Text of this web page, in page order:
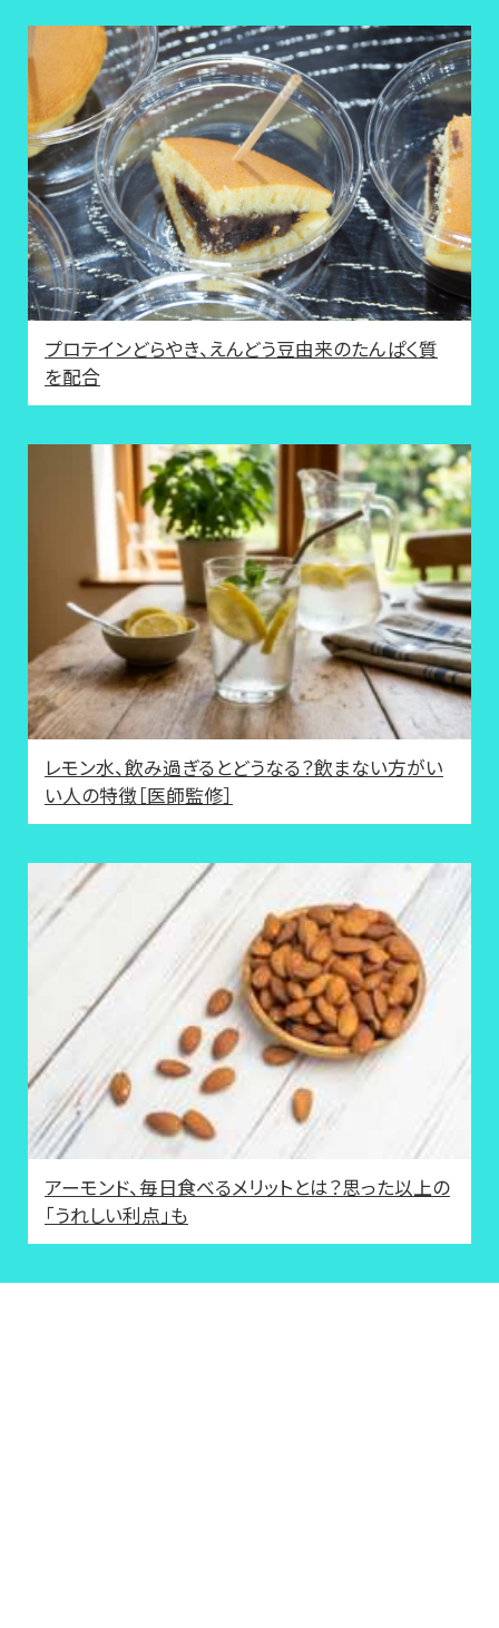
プロテインどらやき、えんどう豆由来のたんぱく質
を配合
レモン水、飲み過ぎるとどうなる？飲まない方がい
い人の特徴［医師監修］
アーモンド、毎日食べるメリットとは？思った以上の
「うれしい利点」も